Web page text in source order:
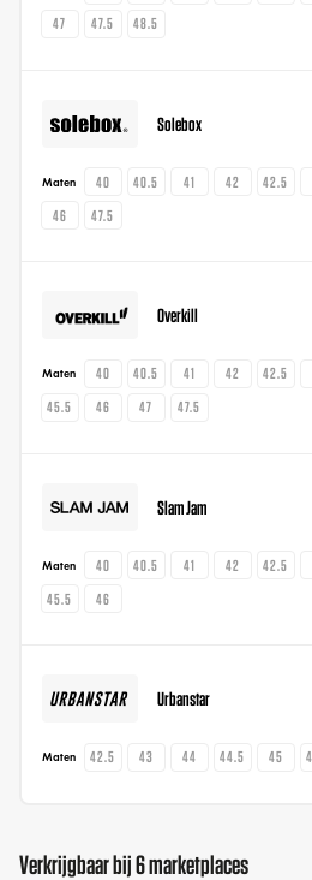
47
47.5 48.5
Solebox
Maten 40 40.5 41 42 42.5
46
47.5
Overkill
Maten 40 40.5 41 42 42.5
45.5
46 47 47.5
Slam Jam
Maten 40 40.5 41 42 42.5
45.5
46
Urbanstar
Maten 42.5 43 44 44.5 45
Verkrijgbaar bij 6 marketplaces